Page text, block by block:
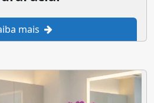
mais